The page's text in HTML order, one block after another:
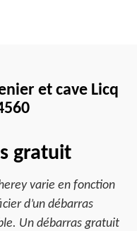
et cave Licq
gratuit
varie en fonction
d’un débarras
Un débarras gratuit